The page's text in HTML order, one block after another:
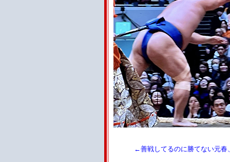
←善戦してるのに勝てない元春